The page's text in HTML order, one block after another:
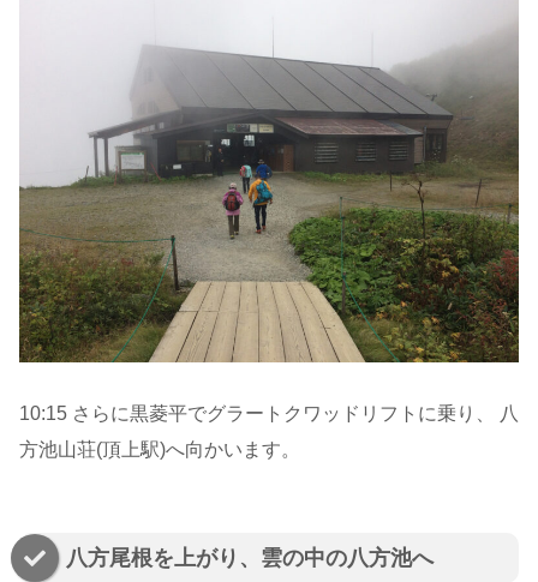
10:15 さらに黒菱平でグラートクワッドリフトに乗り、 八
方池山荘(頂上駅)へ向かいます。
八方尾根を上がり、雲の中の八方池へ